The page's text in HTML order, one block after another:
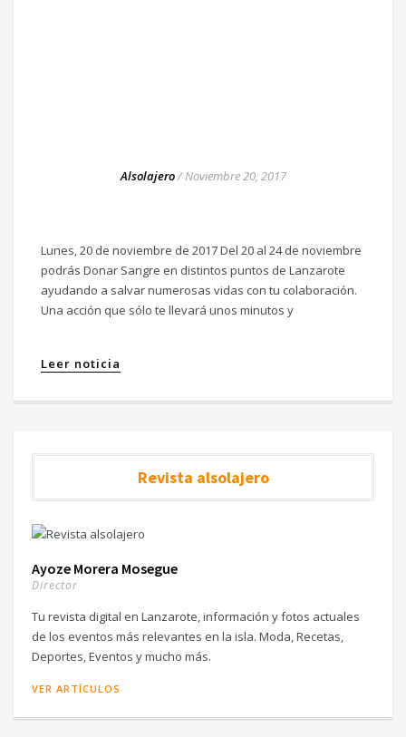
Alsolajero/Noviembre 20, 2017
Lunes, 20 de noviembre de 2017 Del 20 al 24 de noviembre
podrás Donar Sangre en distintos puntos de Lanzarote
ayudando a salvar numerosas vidas con tu colaboración.
Una acción que sólo te llevará unos minutos y
Leer noticia
Revista alsolajero
Ayoze Morera Mosegue
Director
Tu revista digital en Lanzarote, información y fotos actuales
de los eventos más relevantes en la isla. Moda, Recetas,
Deportes, Eventos y mucho más.
VER ARTÍCULOS